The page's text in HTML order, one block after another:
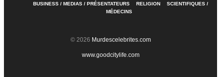
BUSINESS / MEDIAS / PRÉSENTATEURS
RELIGION
SCIENTIFIQUES /
MÉDECINS
© 2026 Murdescelebrites.com
www.goodcitylife.com